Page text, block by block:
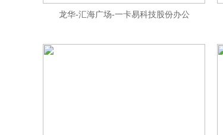
龙华-汇海广场-一卡易科技股份办公